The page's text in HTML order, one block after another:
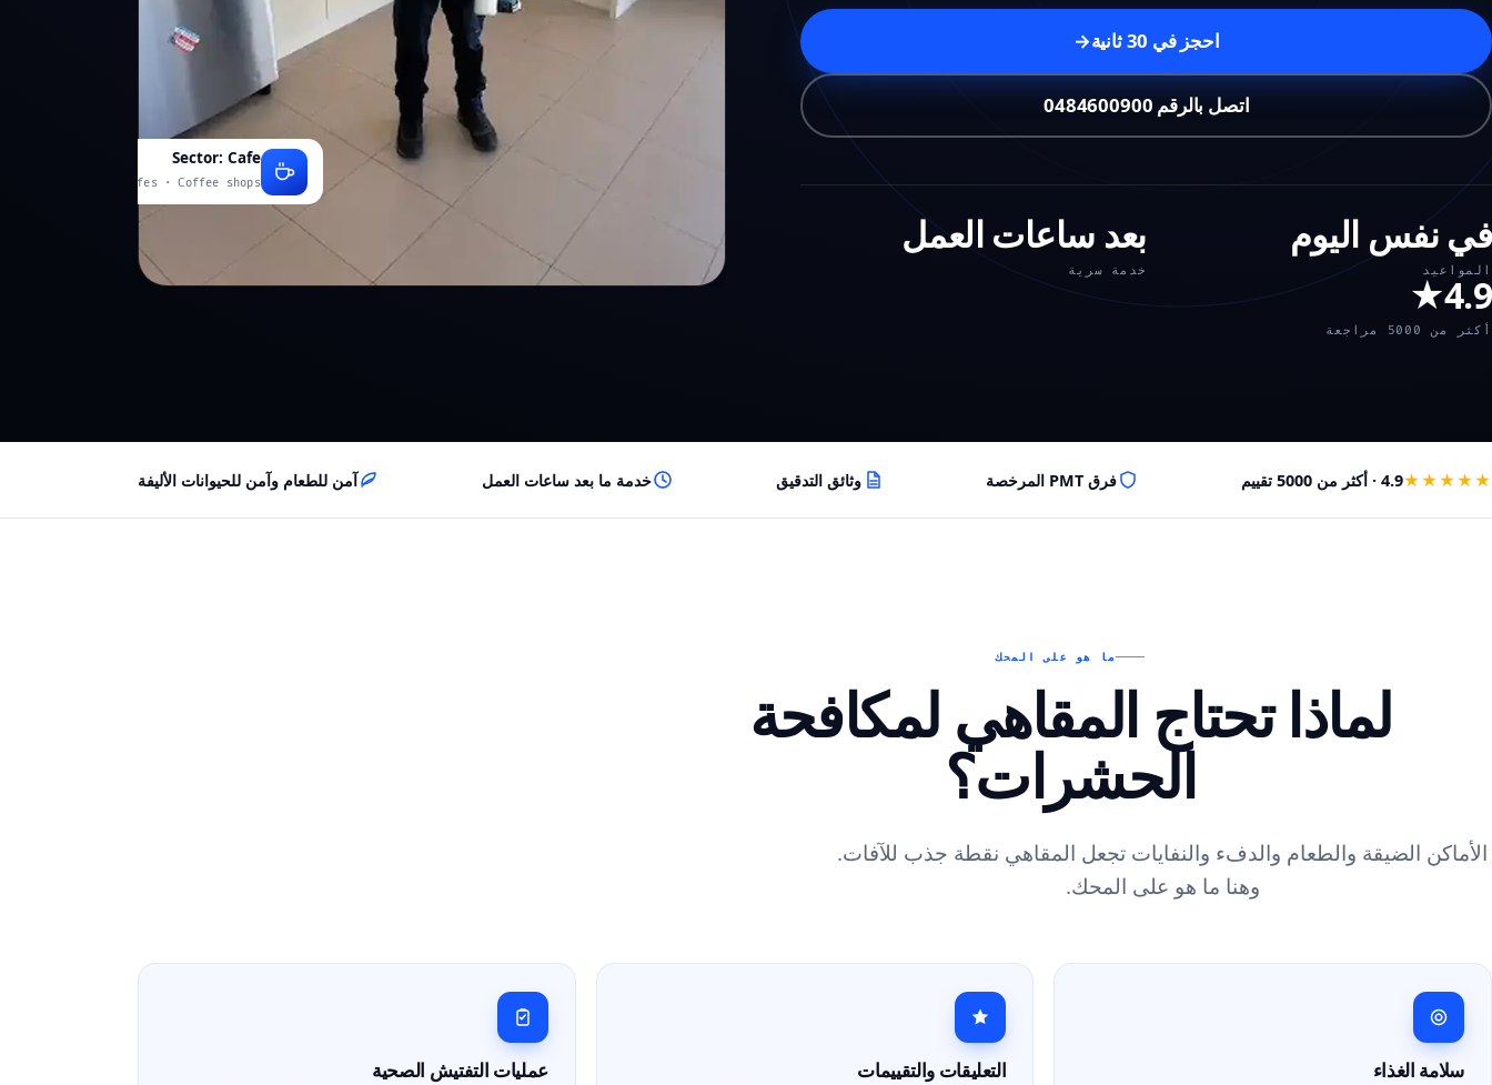
احجز في 30 ثانية →
اتصل بالرقم 0484600900
في نفس اليوم
المواعيد
بعد ساعات العمل
خدمة سرية
4.9★
أكثر من 5000 مراجعة
Sector: Cafe
Cafes · Coffee shops
★★★★★4.9 · أكثر من 5000 تقييم فرق PMT المرخصة وثائق التدقيق خدمة ما بعد ساعات العمل آمن للطعام وآمن للحيوانات الأليفة
ما هو على المحك
لماذا تحتاج المقاهي لمكافحة
الحشرات؟
الأماكن الضيقة والطعام والدفء والنفايات تجعل المقاهي نقطة جذب للآفات.
وهنا ما هو على المحك.
سلامة الغذاء التعليقات والتقييمات عمليات التفتيش الصحية